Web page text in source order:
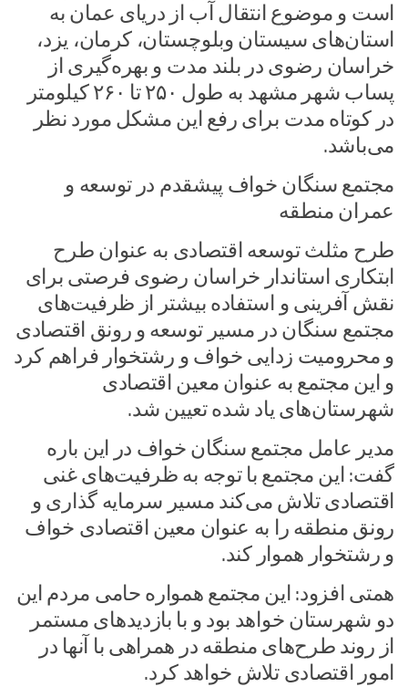
است و موضوع انتقال آب از دریای عمان به
استان‌های سیستان وبلوچستان، کرمان، یزد،
خراسان رضوی در بلند مدت و بهره‌گیری از
پساب شهر مشهد به طول ۲۵۰ تا ۲۶۰ کیلومتر
در کوتاه مدت برای رفع این مشکل مورد نظر
می‌باشد.
مجتمع سنگان خواف پیشقدم در توسعه و
عمران منطقه
طرح مثلث توسعه اقتصادی به عنوان طرح
ابتکاری استاندار خراسان رضوی فرصتی برای
نقش آفرینی و استفاده بیشتر از ظرفیت‌های
مجتمع سنگان در مسیر توسعه و رونق اقتصادی
و محرومیت زدایی خواف و رشتخوار فراهم کرد
و این مجتمع به عنوان معین اقتصادی
شهرستان‌های یاد شده تعیین شد.
مدیر عامل مجتمع سنگان خواف در این باره
گفت: این مجتمع با توجه به ظرفیت‌های غنی
اقتصادی تلاش می‌کند مسیر سرمایه گذاری و
رونق منطقه را به عنوان معین اقتصادی خواف
و رشتخوار هموار کند.
همتی افزود: این مجتمع همواره حامی مردم این
دو شهرستان خواهد بود و با بازدیدهای مستمر
از روند طرح‌های منطقه در همراهی با آنها در
امور اقتصادی تلاش خواهد کرد.